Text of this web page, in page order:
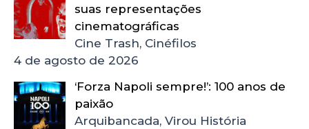
suas representações
cinematográficas
Cine Trash, Cinéfilos
4 de agosto de 2026
‘Forza Napoli sempre!’: 100 anos de
paixão
Arquibancada, Virou História